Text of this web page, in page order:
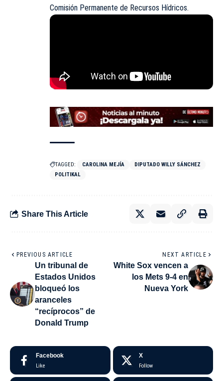
Comisión Permanente de Recursos Hídricos.
TAGGED: CAROLINA MEJÍA
DIPUTADO WILLY SÁNCHEZ
POLITIKAL
Share This Article
PREVIOUS ARTICLE
Un tribunal de
Estados Unidos
bloqueó los
aranceles
“recíprocos” de
Donald Trump
NEXT ARTICLE
White Sox vencen a
los Mets 9-4 en
Nueva York
Facebook
Like
X
Follow